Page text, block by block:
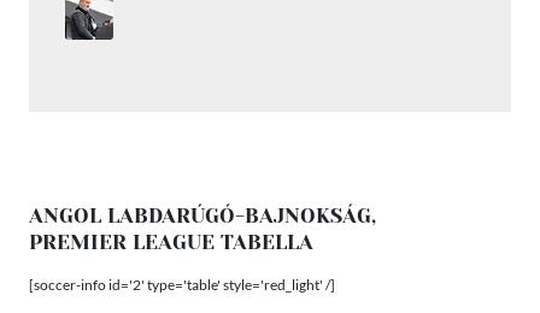
ANGOL LABDARÚGÓ-BAJNOKSÁG,
PREMIER LEAGUE TABELLA
[soccer-info id='2' type='table' style='red_light' /]